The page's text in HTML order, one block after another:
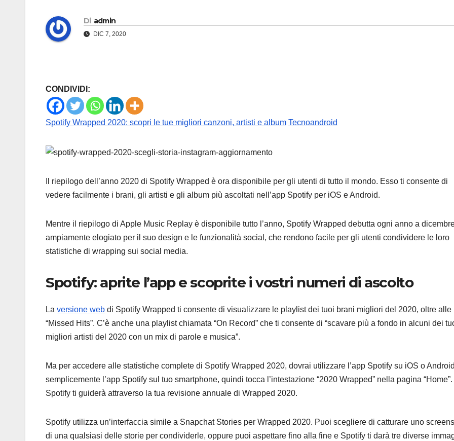
Di admin
DIC 7, 2020
CONDIVIDI:
Spotify Wrapped 2020: scopri le tue migliori canzoni, artisti e album Tecnoandroid
Il riepilogo dell’anno 2020 di Spotify Wrapped è ora disponibile per gli utenti di tutto il mondo. Esso ti consente di
vedere facilmente i brani, gli artisti e gli album più ascoltati nell’app Spotify per iOS e Android.
Mentre il riepilogo di Apple Music Replay è disponibile tutto l’anno, Spotify Wrapped debutta ogni anno a
ampiamente elogiato per il suo design e le funzionalità social, che rendono facile per gli utenti condividere le loro
statistiche di wrapping sui social media.
Spotify: aprite l’app e scoprite i vostri numeri di ascolto
La versione web di Spotify Wrapped ti consente di visualizzare le playlist dei tuoi brani migliori del 2020, oltre alle
“Missed Hits”. C’è anche una playlist chiamata “On Record” che ti consente di “scavare più a fondo in alcuni dei
migliori artisti del 2020 con un mix di parole e musica”.
Ma per accedere alle statistiche complete di Spotify Wrapped 2020, dovrai utilizzare l’app Spotify su iOS o
semplicemente l’app Spotify sul tuo smartphone, quindi tocca l’intestazione “2020 Wrapped” nella pagina “Home”.
Spotify ti guiderà attraverso la tua revisione annuale di Wrapped 2020.
Spotify utilizza un’interfaccia simile a Snapchat Stories per Wrapped 2020. Puoi scegliere di catturare uno
di una qualsiasi delle storie per condividerle, oppure puoi aspettare fino alla fine e Spotify ti darà tre diverse
svela
modo